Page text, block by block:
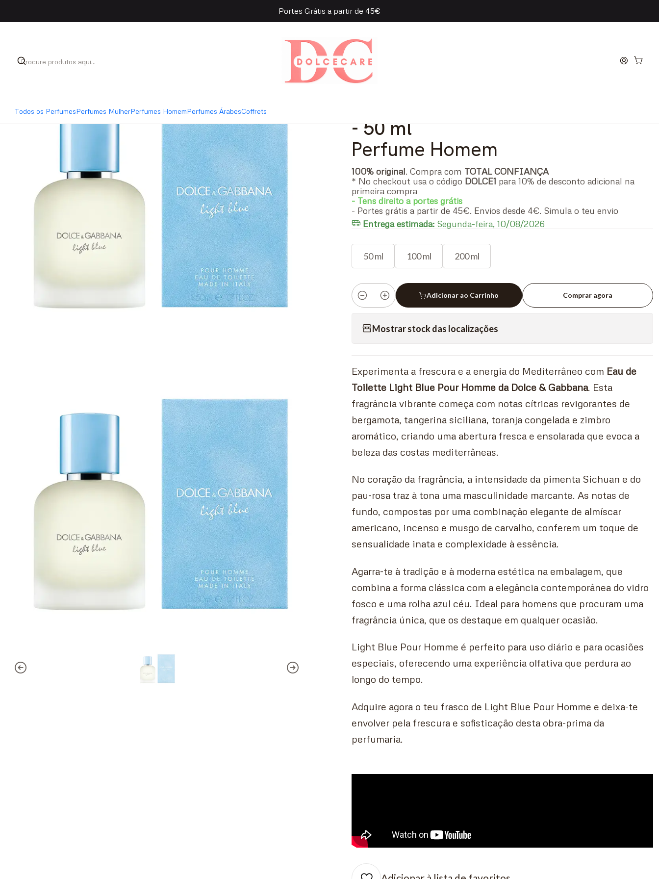
Todos os PerfumesPerfumes MulherPerfumes HomemPerfumes ÁrabesCoffrets
Portes Grátis a partir de 45€
Dolce & Gabbana Light Blue Pour Homme Eau de Toilette
|
Dolce & Gabbana Light Blue Pour
- 50 ml
Perfume Homem
100% original. Compra com TOTAL CONFIANÇA
* No checkout usa o código DOLCE1 para 10% de desconto adicional na
primeira compra
- Tens direito a portes grátis
- Portes grátis a partir de 45€. Envios desde 4€. Simula o teu envio
Entrega estimada: Segunda-feira, 10/08/2026
50 ml 100 ml 200 ml
Quantidade
Adicionar ao Carrinho Comprar agora
Mostrar stock das localizações
Experimenta a frescura e a energia do Mediterrâneo com Eau de
Toilette Light Blue Pour Homme da Dolce & Gabbana . Esta
fragrância vibrante começa com notas cítricas revigorantes de
bergamota, tangerina siciliana, toranja congelada e zimbro
aromático, criando uma abertura fresca e ensolarada que evoca a
beleza das costas mediterrâneas.
No coração da fragrância, a intensidade da pimenta Sichuan e do
pau-rosa traz à tona uma masculinidade marcante. As notas de
fundo, compostas por uma combinação elegante de almíscar
americano, incenso e musgo de carvalho, conferem um toque de
sensualidade inata e complexidade à essência.
Agarra-te à tradição e à moderna estética na embalagem, que
combina a forma clássica com a elegância contemporânea do vidro
fosco e uma rolha azul céu. Ideal para homens que procuram uma
fragrância única, que os destaque em qualquer ocasião.
Light Blue Pour Homme é perfeito para uso diário e para ocasiões
especiais, oferecendo uma experiência olfativa que perdura ao
longo do tempo.
Adquire agora o teu frasco de Light Blue Pour Homme e deixa-te
envolver pela frescura e sofisticação desta obra-prima da
perfumaria.